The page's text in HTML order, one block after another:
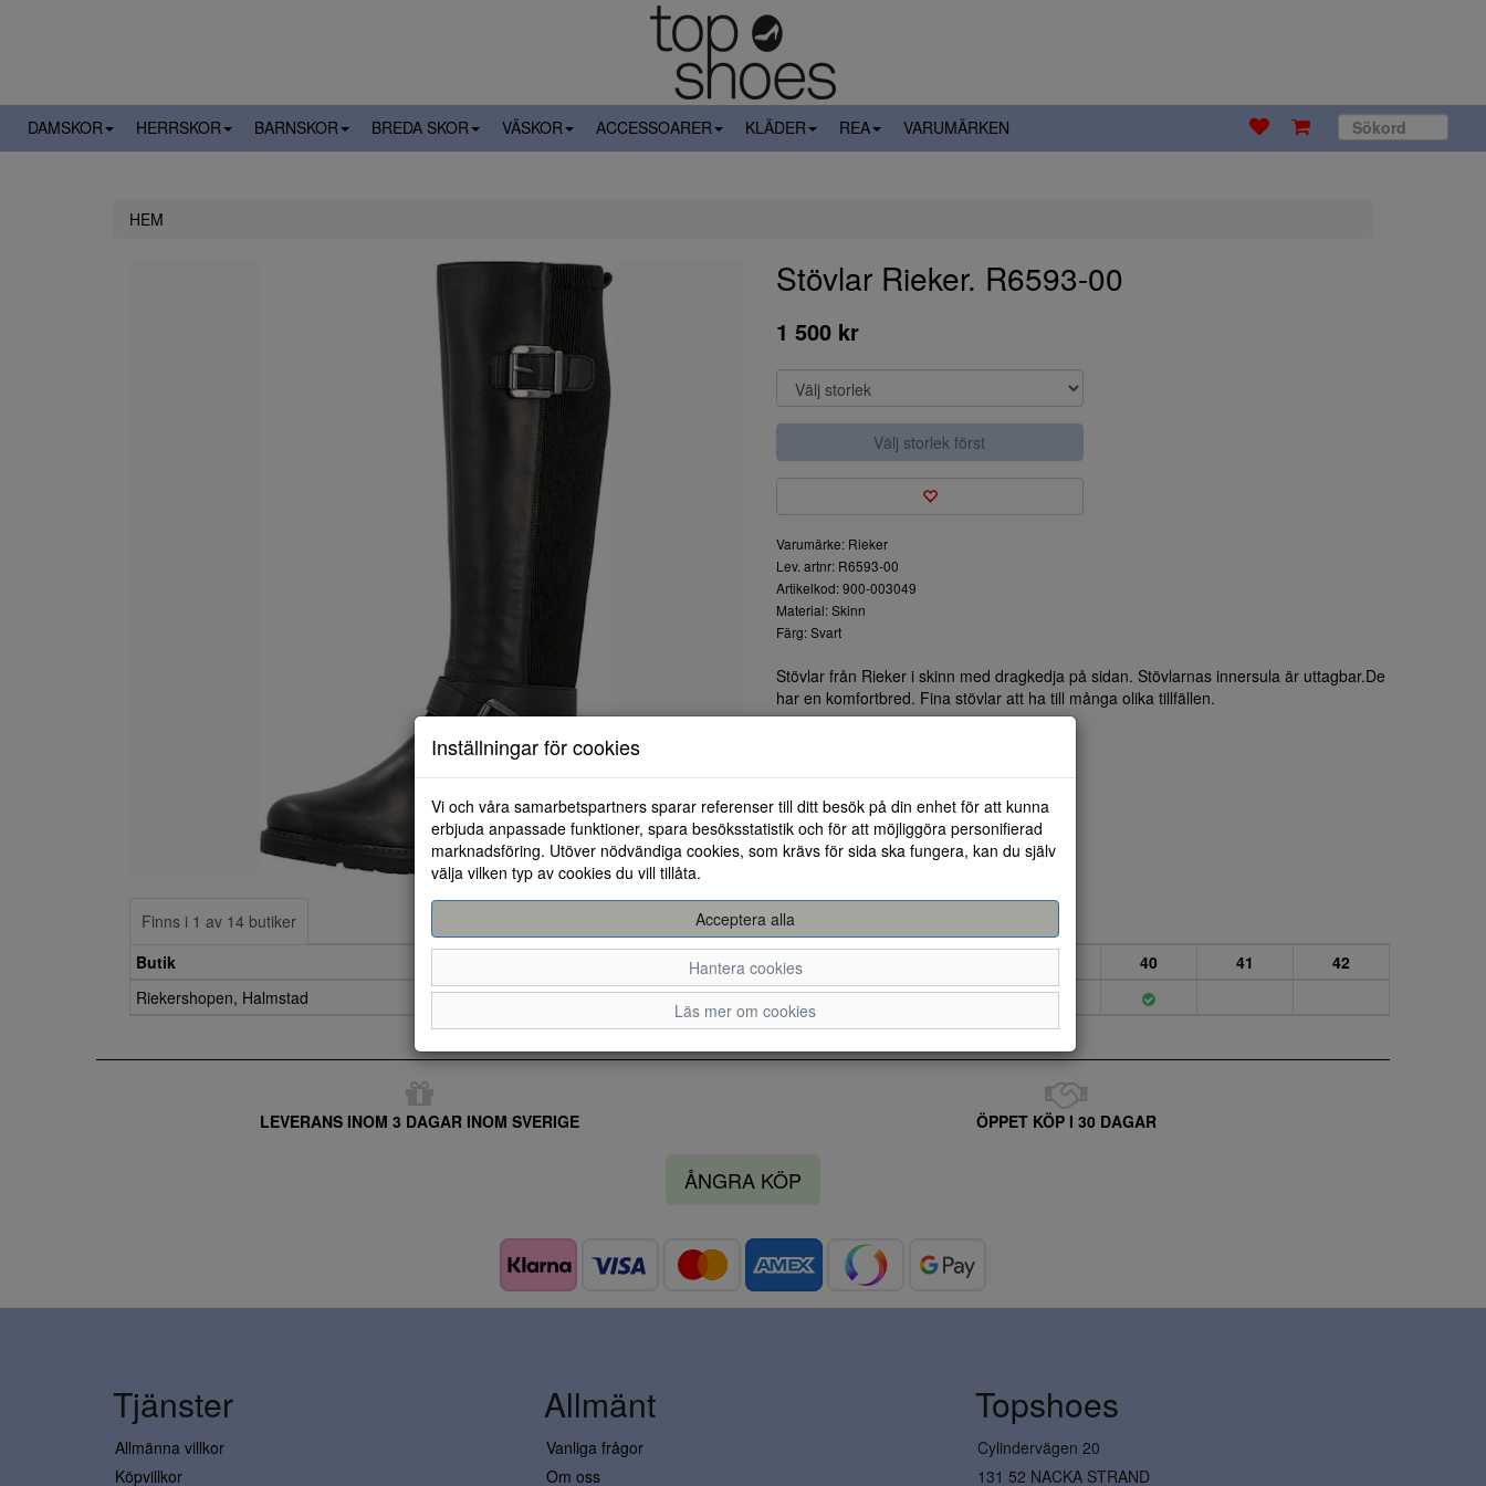
DAMSKOR HERRSKOR BARNSKOR BREDA SKOR VÄSKOR ACCESSOARER KLÄDER REA VARUMÄRKEN
HEM
Stövlar Rieker. R6593-00
1 500 kr
Välj storlek först
Varumärke: Rieker
Lev. artnr: R6593-00
Artikelkod: 900-003049
Material: Skinn
Färg: Svart
Stövlar från Rieker i skinn med dragkedja på sidan. Stövlarnas innersula är uttagbar.De
har en komfortbred. Fina stövlar att ha till många olika tillfällen.
Finns i 1 av 14 butiker
Butik
36 40 41
42
Riekershopen, Halmstad
LEVERANS INOM 3 DAGAR INOM SVERIGE ÖPPET KÖP I 30 DAGAR
ÅNGRA KÖP
Inställningar för cookies
Vi och våra samarbetspartners sparar referenser till ditt besök på din enhet för att kunna
erbjuda anpassade funktioner, spara besöksstatistik och för att möjliggöra personifierad
marknadsföring. Utöver nödvändiga cookies, som krävs för sida ska fungera, kan du själv
välja vilken typ av cookies du vill tillåta.
Acceptera alla
Hantera cookies
Läs mer om cookies
Tjänster
Allmänna villkor
Köpvillkor
Allmänt
Vanliga frågor
Om oss
Topshoes
Cylindervägen 20
131 52 NACKA STRAND